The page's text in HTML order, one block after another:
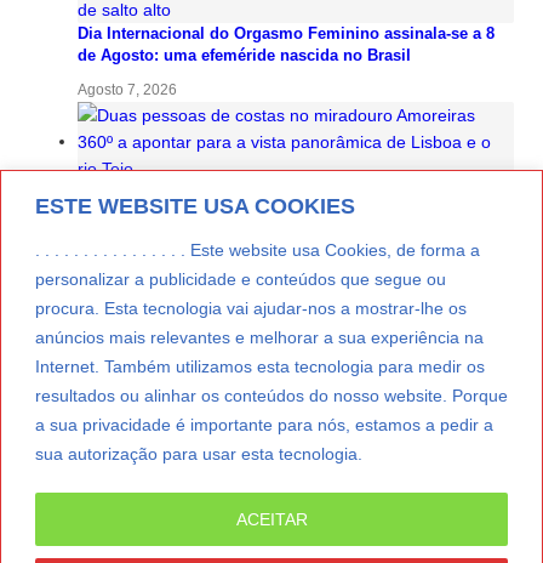
ESTE WEBSITE USA COOKIES
. . . . . . . . . . . . . . . . Este website usa Cookies, de forma a
personalizar a publicidade e conteúdos que segue ou
procura. Esta tecnologia vai ajudar-nos a mostrar-lhe os
anúncios mais relevantes e melhorar a sua experiência na
Internet. Também utilizamos esta tecnologia para medir os
resultados ou alinhar os conteúdos do nosso website. Porque
a sua privacidade é importante para nós, estamos a pedir a
sua autorização para usar esta tecnologia.
ACEITAR
Dia Internacional do Orgasmo Feminino assinala-se a 8
de Agosto: uma efeméride nascida no Brasil
Agosto 7, 2026
óculos certificados para observação em Lisboa
Lua Afonso vence prémio internacional de liderança em
engenharia espacial nos EUA
Agosto 7, 2026
Preparar o carro para as férias de Verão
Agosto 5, 2026
© Copyright 2012/2026 IpressJournal, Direitos Reservados. |